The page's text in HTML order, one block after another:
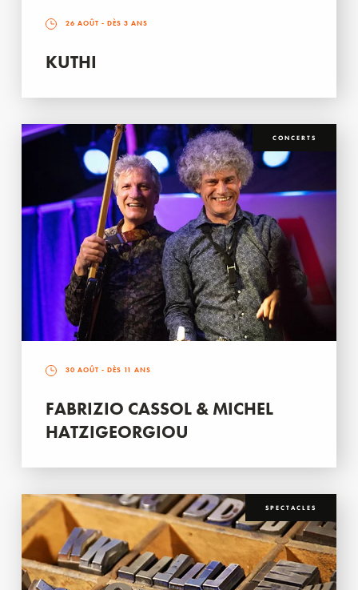
26 AOÛT - DÈS 3 ANS
KUTHI
CONCERTS
30 AOÛT - DÈS 11 ANS
FABRIZIO CASSOL & MICHEL
HATZIGEORGIOU
SPECTACLES